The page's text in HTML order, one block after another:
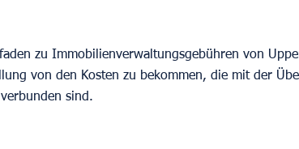
zu Immobilienverwaltungsgebühren von
von den Kosten zu bekommen, die mit der
sind.